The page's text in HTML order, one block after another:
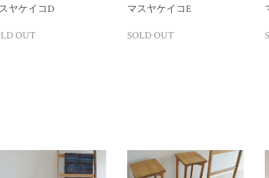
ヤケイコD
OUT
マスヤケイコE
SOLD OUT